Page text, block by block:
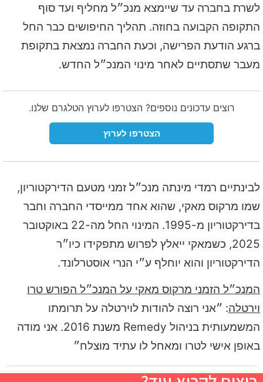
לשרת בחברה עד שיימצא מנכ״ל מחליף ועד סוף
התקופה הקבועה בחוזה. תהליך החיפושים כבר החל
ברגע הודעת הפרישה, וכעת החברה נמצאת בתקופת
מעבר שתסתיים לאחר מינוי המנכ״ל החדש.
רוצים עדכונים נוספים? הצטרפו לערוץ הטלגרם שלנו.
הצטרפו לערוץ
לבינתיים רמדי מינתה מנכ״ל זמני מטעם הדירקטוריון,
שמו מרקוס מאקי, שהוא אחד ממייסדי החברה וחבר
בדירקטוריון מ-1995. המינוי החל מה-22 באוקטובר
2025, כשמאקי ייאלץ לפרוש מתפקידו כיו״ר
הדירקטוריון והוא יוחלף ע״י הנרי אוסטרלונד.
המנכ״ל הזמני מרקוס מאקי על המנכ״ל הפורש טרו
וירטלה: ״אני רוצה להודות לוירטלה על תרומתו
המשמעותית בניהול Remedy משנת 2016. אני מודה
באופן אישי לטרו ומאחל לו עתיד מוצלח״